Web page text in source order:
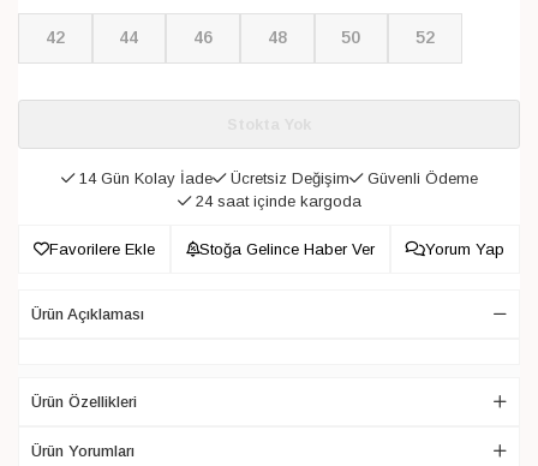
42 44 46 48 50 52
14 Gün Kolay İade Ücretsiz Değişim
Güvenli Ödeme
24 saat içinde kargoda
Favorilere Ekle Stoğa Gelince Haber Ver Yorum Yap
Ürün Açıklaması
Ürün Özellikleri
Ürün Yorumları